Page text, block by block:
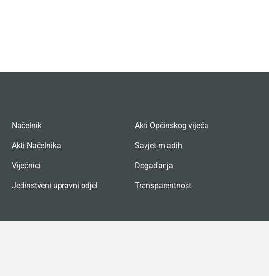
Načelnik
Akti Načelnika
Vijećnici
Jedinstveni upravni odjel
Akti Općinskog vijeća
Savjet mladih
Događanja
Transparentnost